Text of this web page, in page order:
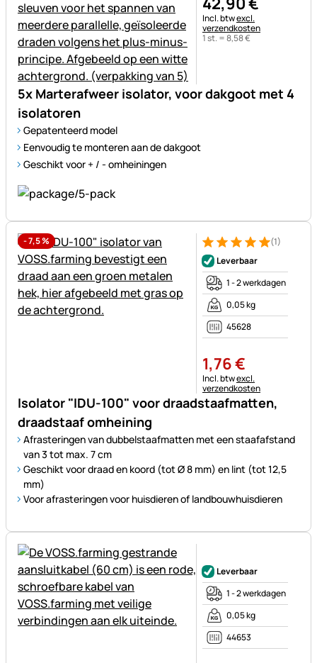
5x Marterafweer isolator, voor dakgoot met 4
isolatoren
Gepatenteerd model
Eenvoudig te monteren aan de dakgoot
Geschikt voor + / - omheiningen
Belastinginformatie:
Incl. btwexcl.
verzendkosten
1 st. =8,58€
-7,5%
Isolator "IDU-100" voor draadstaafmatten,
draadstaaf omheining
Afrasteringen van dubbelstaafmatten met een staafafstand
van 3 tot max. 7 cm
Geschikt voor draad en koord (tot Ø 8 mm) en lint (tot 12,5
mm)
Voor afrasteringen voor huisdieren of landbouwhuisdieren
Beoordeling: 5 van 5 (1
1 Bewertung
(1)
Leverbaar
1 - 2 werkdagen
0,05 kg
45628
1,76€
Belastinginformatie:
Incl. btwexcl.
verzendkosten
Leverbaar
1 - 2 werkdagen
0,05 kg
44653